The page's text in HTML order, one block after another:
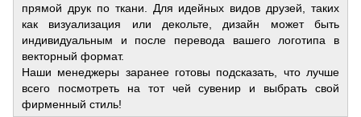
прямой друк по ткани. Для идейных видов друзей, таких
как визуализация или декольте, дизайн может быть
индивидуальным и после перевода вашего логотипа в
векторный формат.
Наши менеджеры заранее готовы подсказать, что лучше
всего посмотреть на тот чей сувенир и выбрать свой
фирменный стиль!